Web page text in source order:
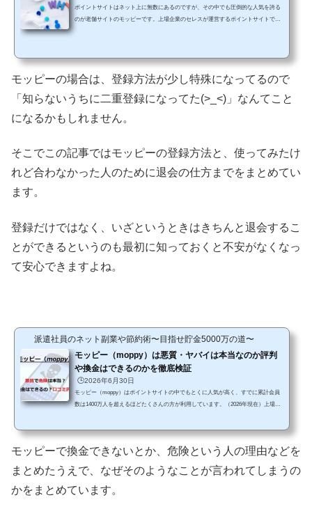
ポイントサイトはネット上に無数にあるのですが、その中でも圧倒的な人気を誇る
のが老舗サイトのモッピーです。上場企業のセレスが運営するポイントサイトで、
第一歩となる無料登録から始めて見てみましょう。また、もしサイトが合わないと
いう方もいると思いますので、そのときの退会方法...
モッピーの場合は、登録方法が少し特殊になってるので
「知らないうちに二重登録になってた(>_<)」なんてこと
になるかもしれません。
そこでこの記事ではモッピーの登録方法と、使ってみたけ
れど合わなかった人のために退会の仕方までをまとめてい
ます。
登録だけではなく、いざというときはきちんと退会するこ
とができるというのも最初に知っておくと不安がなくなっ
て安心できますよね。
派遣社員のネット副業や節約術〜目指せ貯金5000万の道〜
モッピー（moppy）は悪質・ヤバイは本当なのか評判
や換金はできるのかを徹底検証
🕒️2026年6月30日
モッピー（moppy）はポイントサイトの中でもとくに人気が高く、すでに累計会員
数は1400万人を超えるほどたくさんの方が利用しています。（2026年現在）上場会
トです。ですが、中にはモッピーについてあまり良く思われていない方も少なから
ずいます。これは当然だと思います。そもそも、世の中すべての人から好印象を受
モッピーで換金できないとか、危険という人の理由などを
まとめたうえで、なぜそのようなことが言われてしまうの
かをまとめています。